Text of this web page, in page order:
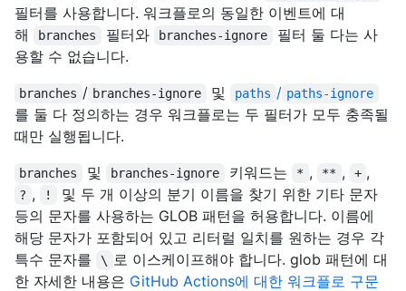
필터를 사용합니다. 워크플로의 동일한 이벤트에 대
해
branches 필터와 branches-ignore
필터 둘 다는 사
용할 수 없습니다.
branches / branches-ignore 및 paths / paths-ignore
를 둘 다 정의하는 경우 워크플로는 두 필터가 모두 충족될
때만 실행됩니다.
branches 및 branches-ignore 키워드는 * , ** , + ,
? , !
및 두 개 이상의 분기 이름을 찾기 위한 기타 문자
등의 문자를 사용하는 GLOB 패턴을 허용합니다. 이름에
해당 문자가 포함되어 있고 리터럴 일치를 원하는 경우 각
특수 문자를
\
로 이스케이프해야 합니다. glob 패턴에 대
한 자세한 내용은 GitHub Actions에 대한 워크플로 구문